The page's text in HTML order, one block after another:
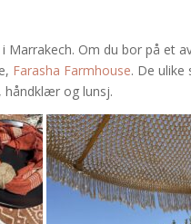
Marrakech. Om du bor på et
Farasha Farmhouse. De ulike
håndklær og lunsj.